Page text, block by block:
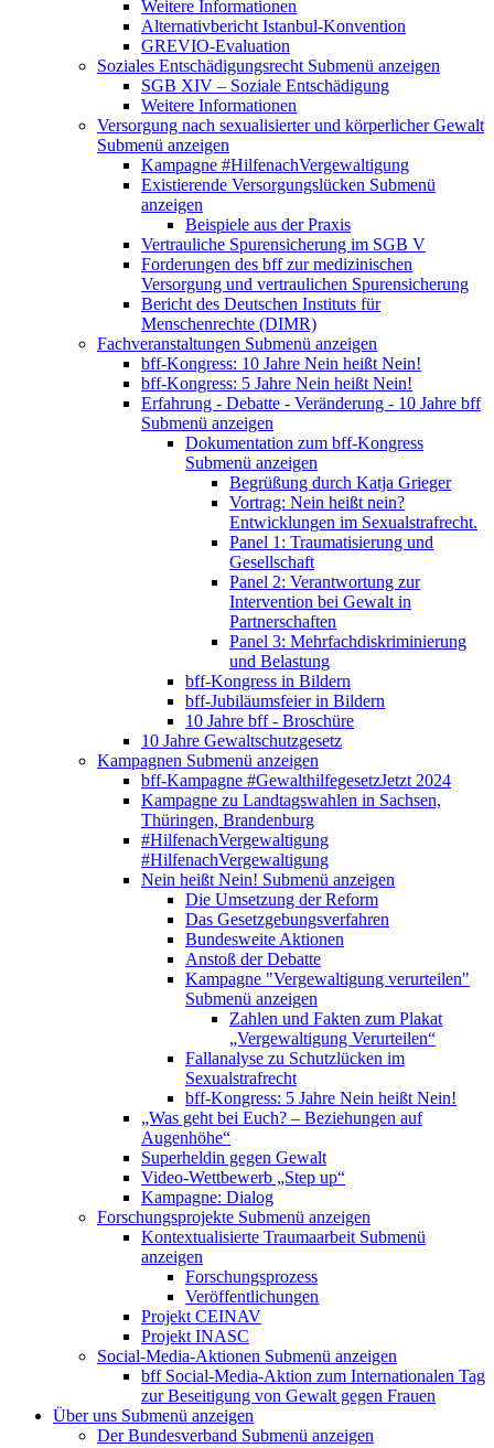
Weitere Informationen
Alternativbericht Istanbul-Konvention
GREVIO-Evaluation
Soziales Entschädigungsrecht Submenü anzeigen
SGB XIV – Soziale Entschädigung
Weitere Informationen
Versorgung nach sexualisierter und körperlicher Gewalt
Submenü anzeigen
Kampagne #HilfenachVergewaltigung
Existierende Versorgungslücken Submenü
anzeigen
Beispiele aus der Praxis
Vertrauliche Spurensicherung im SGB V
Forderungen des bff zur medizinischen
Versorgung und vertraulichen Spurensicherung
Bericht des Deutschen Instituts für
Menschenrechte (DIMR)
Fachveranstaltungen Submenü anzeigen
bff-Kongress: 10 Jahre Nein heißt Nein!
bff-Kongress: 5 Jahre Nein heißt Nein!
Erfahrung - Debatte - Veränderung - 10 Jahre bff
Submenü anzeigen
Dokumentation zum bff-Kongress
Submenü anzeigen
Begrüßung durch Katja Grieger
Vortrag: Nein heißt nein?
Entwicklungen im Sexualstrafrecht.
Panel 1: Traumatisierung und
Gesellschaft
Panel 2: Verantwortung zur
Intervention bei Gewalt in
Partnerschaften
Panel 3: Mehrfachdiskriminierung
und Belastung
bff-Kongress in Bildern
bff-Jubiläumsfeier in Bildern
10 Jahre bff - Broschüre
10 Jahre Gewaltschutzgesetz
Kampagnen Submenü anzeigen
bff-Kampagne #GewalthilfegesetzJetzt 2024
Kampagne zu Landtagswahlen in Sachsen,
Thüringen, Brandenburg
#HilfenachVergewaltigung
#HilfenachVergewaltigung
Nein heißt Nein! Submenü anzeigen
Die Umsetzung der Reform
Das Gesetzgebungsverfahren
Bundesweite Aktionen
Anstoß der Debatte
Kampagne "Vergewaltigung verurteilen"
Submenü anzeigen
Zahlen und Fakten zum Plakat
„Vergewaltigung Verurteilen“
Fallanalyse zu Schutzlücken im
Sexualstrafrecht
bff-Kongress: 5 Jahre Nein heißt Nein!
„Was geht bei Euch? – Beziehungen auf
Augenhöhe“
Superheldin gegen Gewalt
Video-Wettbewerb „Step up“
Kampagne: Dialog
Forschungsprojekte Submenü anzeigen
Kontextualisierte Traumaarbeit Submenü
anzeigen
Forschungsprozess
Veröffentlichungen
Projekt CEINAV
Projekt INASC
Social-Media-Aktionen Submenü anzeigen
bff Social-Media-Aktion zum Internationalen Tag
zur Beseitigung von Gewalt gegen Frauen
Über uns Submenü anzeigen
Der Bundesverband Submenü anzeigen